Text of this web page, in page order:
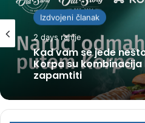
Izdvojeni članak
2 days ranije
Kad vam se jede
Korpa su kombinacija
zapamtiti